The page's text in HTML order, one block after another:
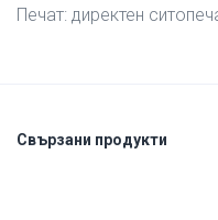
Печат: директен
Свързани продукти